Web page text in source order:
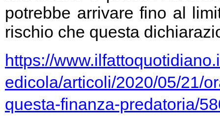
potrebbe arrivare fino al
rischio che questa
https://
edicola/articoli/2020/05/21/
questa-finanza-predatoria/